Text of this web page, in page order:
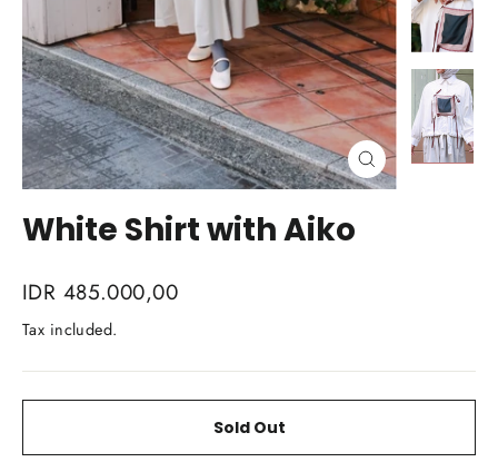
Close
(esc)
White Shirt with Aiko
Regular
price
IDR 485.000,00
Tax included.
Sold Out